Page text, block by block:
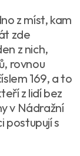
z míst, kam
zde
z nich,
rovnou
169, a to
z lidí bez
v Nádražní
postupují s